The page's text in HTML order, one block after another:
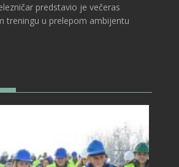
predstavio je večeras
treningu u prelepom ambijentu